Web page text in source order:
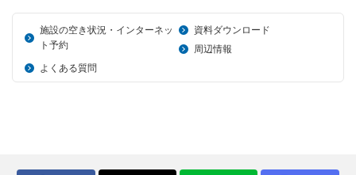
施設の空き状況・インターネッ
ト予約
資料ダウンロード
周辺情報
よくある質問